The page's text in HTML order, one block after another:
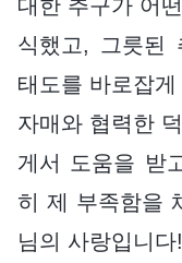
대한 추구가 어
식했고, 그릇된
태도를 바로잡
자매와 협력한
게서 도움을 받
히 제 부족함을
님의 사랑입니